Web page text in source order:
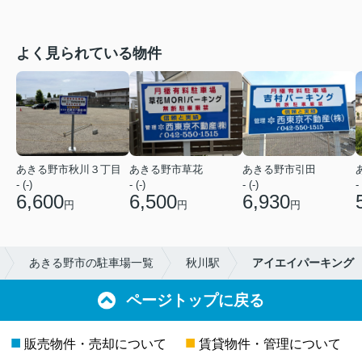
よく見られている物件
あきる野市秋川３丁目
- (-)
6,600円
あきる野市草花
- (-)
6,500円
あきる野市引田
- (-)
6,930円
-
あきる野市の駐車場一覧 秋川駅 アイエイパーキング
ページトップに戻る
■ 販売物件・売却について ■ 賃貸物件・管理について